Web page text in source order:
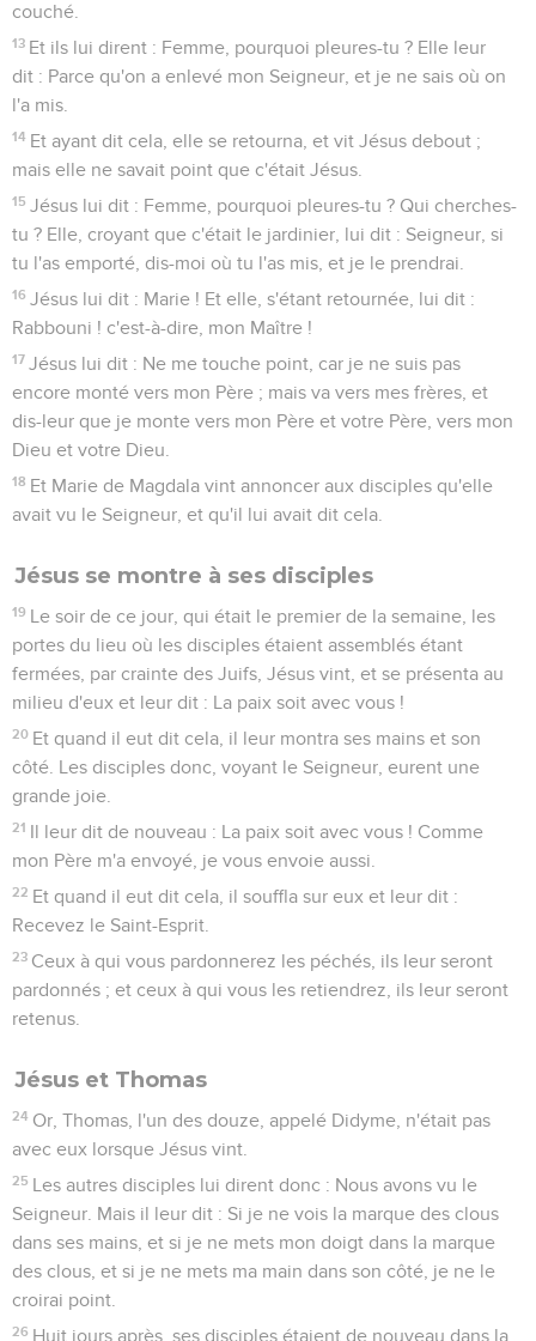
couché.
13 Et ils lui dirent : Femme, pourquoi pleures-tu ? Elle leur
dit : Parce qu'on a enlevé mon Seigneur, et je ne sais où on
l'a mis.
14 Et ayant dit cela, elle se retourna, et vit Jésus debout ;
mais elle ne savait point que c'était Jésus.
15 Jésus lui dit : Femme, pourquoi pleures-tu ? Qui cherches-
tu ? Elle, croyant que c'était le jardinier, lui dit : Seigneur, si
tu l'as emporté, dis-moi où tu l'as mis, et je le prendrai.
16 Jésus lui dit : Marie ! Et elle, s'étant retournée, lui dit :
Rabbouni ! c'est-à-dire, mon Maître !
17 Jésus lui dit : Ne me touche point, car je ne suis pas
encore monté vers mon Père ; mais va vers mes frères, et
dis-leur que je monte vers mon Père et votre Père, vers mon
Dieu et votre Dieu.
18 Et Marie de Magdala vint annoncer aux disciples qu'elle
avait vu le Seigneur, et qu'il lui avait dit cela.
Jésus se montre à ses disciples
19 Le soir de ce jour, qui était le premier de la semaine, les
portes du lieu où les disciples étaient assemblés étant
fermées, par crainte des Juifs, Jésus vint, et se présenta au
milieu d'eux et leur dit : La paix soit avec vous !
20 Et quand il eut dit cela, il leur montra ses mains et son
côté. Les disciples donc, voyant le Seigneur, eurent une
grande joie.
21 Il leur dit de nouveau : La paix soit avec vous ! Comme
mon Père m'a envoyé, je vous envoie aussi.
22 Et quand il eut dit cela, il souffla sur eux et leur dit :
Recevez le Saint-Esprit.
23 Ceux à qui vous pardonnerez les péchés, ils leur seront
pardonnés ; et ceux à qui vous les retiendrez, ils leur seront
retenus.
Jésus et Thomas
24 Or, Thomas, l'un des douze, appelé Didyme, n'était pas
avec eux lorsque Jésus vint.
25 Les autres disciples lui dirent donc : Nous avons vu le
Seigneur. Mais il leur dit : Si je ne vois la marque des clous
dans ses mains, et si je ne mets mon doigt dans la marque
des clous, et si je ne mets ma main dans son côté, je ne le
croirai point.
26 Huit jours après, ses disciples étaient de nouveau dans la